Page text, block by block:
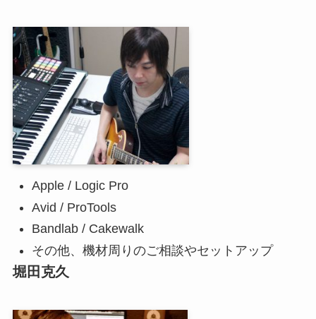
Apple / Logic Pro
Avid / ProTools
Bandlab / Cakewalk
その他、機材周りのご相談やセットアップ
堀田克久